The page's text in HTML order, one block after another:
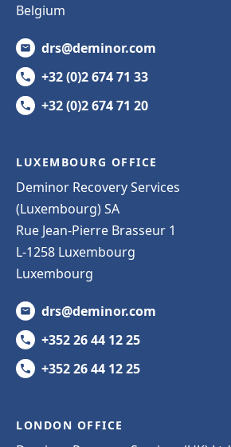
Belgium
drs@deminor.com
+32 (0)2 674 71 33
+32 (0)2 674 71 20
LUXEMBOURG OFFICE
Deminor Recovery Services
(Luxembourg) SA
Rue Jean-Pierre Brasseur 1
L-1258 Luxembourg
Luxembourg
drs@deminor.com
+352 26 44 12 25
+352 26 44 12 25
LONDON OFFICE